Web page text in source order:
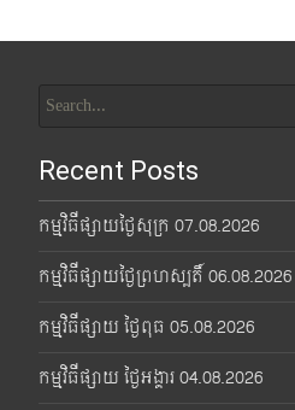
for:
Recent Posts
កម្មវិធីផ្សាយថ្ងៃសុក្រ 07.08.2026
កម្មវិធីផ្សាយថ្ងៃព្រហស្បតិ៍ 06.08.2026
កម្មវិធីផ្សាយ ថ្ងៃពុធ 05.08.2026
កម្មវិធីផ្សាយ ថ្ងៃអង្គារ 04.08.2026